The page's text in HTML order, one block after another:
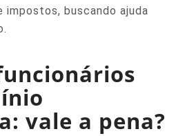
buscando ajuda
vale a pena?